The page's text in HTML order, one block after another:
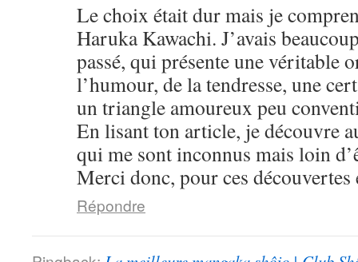
Le choix était dur mais je
Haruka Kawachi. J’avais
passé, qui présente une véritable
l’humour, de la tendresse, une
un triangle amoureux peu
En lisant ton article, je découvre
qui me sont inconnus mais loin
Merci donc, pour ces
Répondre